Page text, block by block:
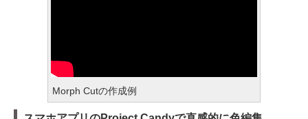
Morph Cutの作成例